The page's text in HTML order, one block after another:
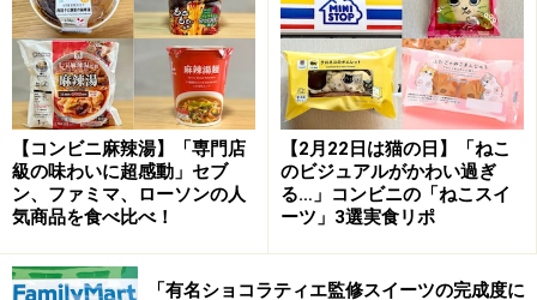
この他に、嵐のメンバー5人とCMに出演されていた少年
隊・東山紀之さん、KinKi Kids・堂本光一さん、V6・岡田
准一さんと井ノ原快彦さん、元ジャニーズ事務所の山下
智久さんが描かれているボトル缶『キャスト限定缶セッ
ト』が当たる懸賞もありました。
今回は『GET! Shop No Reason』キャンペーン缶が見つ
かりましたので、画像としてご紹介しました。
【コンビニ麻辣湯】「専門店
級の味わいに超感動」セブ
ン、ファミマ、ローソンの人
気商品を食べ比べ！
【2月22日は猫の日】「ねこ
のビジュアルがかわい過ぎ
る…」コンビニの「ねこスイ
ーツ」3選実食リポ
「有名ショコラティエ監修スイーツの完成度に